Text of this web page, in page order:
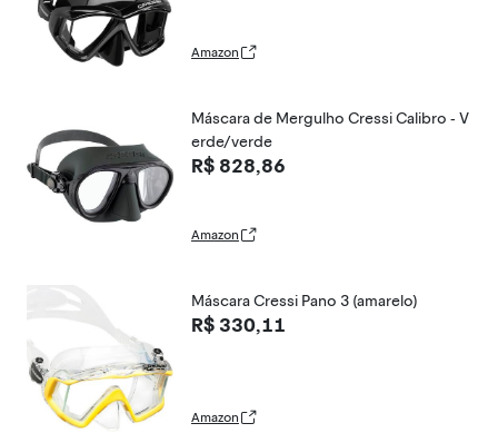
Amazon
Máscara de Mergulho Cressi Calibro - V
erde/verde
R$ 828,86
Amazon
Máscara Cressi Pano 3 (amarelo)
R$ 330,11
Amazon